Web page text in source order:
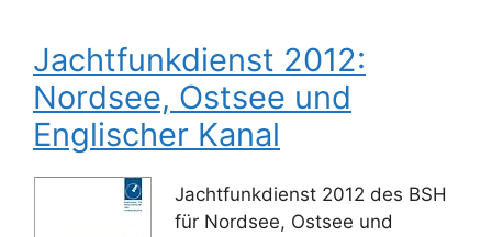
Jachtfunkdienst 2012:
Nordsee, Ostsee und
Englischer Kanal
Jachtfunkdienst 2012 des BSH
für Nordsee, Ostsee und